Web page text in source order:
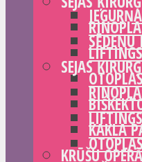
KAKLA
KRŪŠU
SEJAS